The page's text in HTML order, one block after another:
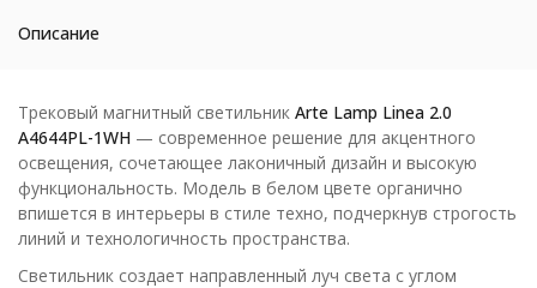
Описание
Трековый магнитный светильник Arte Lamp Linea 2.0
A4644PL-1WH — современное решение для акцентного
освещения, сочетающее лаконичный дизайн и высокую
функциональность. Модель в белом цвете органично
впишется в интерьеры в стиле техно, подчеркнув строгость
линий и технологичность пространства.
Светильник создает направленный луч света с углом